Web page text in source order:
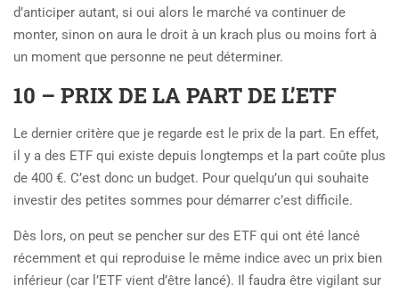
d’anticiper autant, si oui alors le marché va continuer de
monter, sinon on aura le droit à un krach plus ou moins fort à
un moment que personne ne peut déterminer.
10 – PRIX DE LA PART DE L’ETF
Le dernier critère que je regarde est le prix de la part. En effet,
il y a des ETF qui existe depuis longtemps et la part coûte plus
de 400 €. C’est donc un budget. Pour quelqu’un qui souhaite
investir des petites sommes pour démarrer c’est difficile.
Dès lors, on peut se pencher sur des ETF qui ont été lancé
récemment et qui reproduise le même indice avec un prix bien
inférieur (car l’ETF vient d’être lancé). Il faudra être vigilant sur